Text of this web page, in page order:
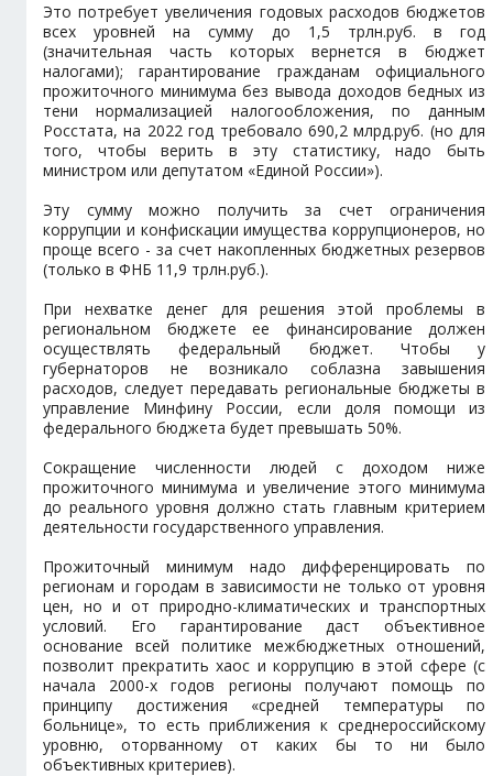
Это потребует увеличения годовых расходов бюджетов
всех уровней на сумму до 1,5 трлн.руб. в год
(значительная часть которых вернется в бюджет
налогами); гарантирование гражданам официального
прожиточного минимума без вывода доходов бедных из
тени нормализацией налогообложения, по данным
Росстата, на 2022 год требовало 690,2 млрд.руб. (но для
того, чтобы верить в эту статистику, надо быть
министром или депутатом «Единой России»).
Эту сумму можно получить за счет ограничения
коррупции и конфискации имущества коррупционеров, но
проще всего - за счет накопленных бюджетных резервов
(только в ФНБ 11,9 трлн.руб.).
При нехватке денег для решения этой проблемы в
региональном бюджете ее финансирование должен
осуществлять федеральный бюджет. Чтобы у
губернаторов не возникало соблазна завышения
расходов, следует передавать региональные бюджеты в
управление Минфину России, если доля помощи из
федерального бюджета будет превышать 50%.
Сокращение численности людей с доходом ниже
прожиточного минимума и увеличение этого минимума
до реального уровня должно стать главным критерием
деятельности государственного управления.
Прожиточный минимум надо дифференцировать по
регионам и городам в зависимости не только от уровня
цен, но и от природно-климатических и транспортных
условий. Его гарантирование даст объективное
основание всей политике межбюджетных отношений,
позволит прекратить хаос и коррупцию в этой сфере (с
начала 2000-х годов регионы получают помощь по
принципу достижения «средней температуры по
больнице», то есть приближения к среднероссийскому
уровню, оторванному от каких бы то ни было
объективных критериев).